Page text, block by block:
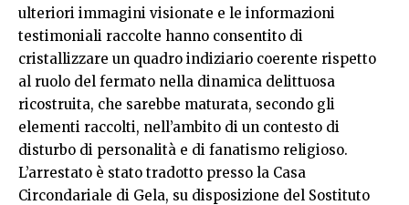
ulteriori immagini visionate e le informazioni
testimoniali raccolte hanno consentito di
cristallizzare un quadro indiziario coerente rispetto
al ruolo del fermato nella dinamica delittuosa
ricostruita, che sarebbe maturata, secondo gli
elementi raccolti, nell’ambito di un contesto di
disturbo di personalità e di fanatismo religioso.
L’arrestato è stato tradotto presso la Casa
Circondariale di Gela, su disposizione del Sostituto